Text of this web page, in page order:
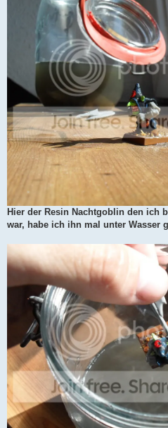
Hier der Resin Nachtgoblin den ich
war, habe ich ihn mal unter Wasser